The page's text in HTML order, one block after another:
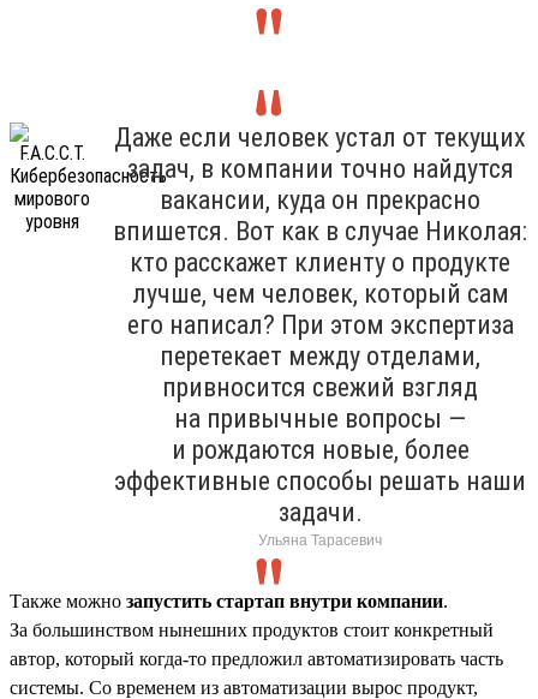
Даже если человек устал от текущих
задач, в компании точно найдутся
вакансии, куда он прекрасно
впишется. Вот как в случае Николая:
кто расскажет клиенту о продукте
лучше, чем человек, который сам
его написал? При этом экспертиза
перетекает между отделами,
привносится свежий взгляд
на привычные вопросы —
и рождаются новые, более
эффективные способы решать наши
задачи.
Ульяна Тарасевич
Также можно запустить стартап внутри компании.
За большинством нынешних продуктов стоит конкретный
автор, который когда-то предложил автоматизировать часть
системы. Со временем из автоматизации вырос продукт,